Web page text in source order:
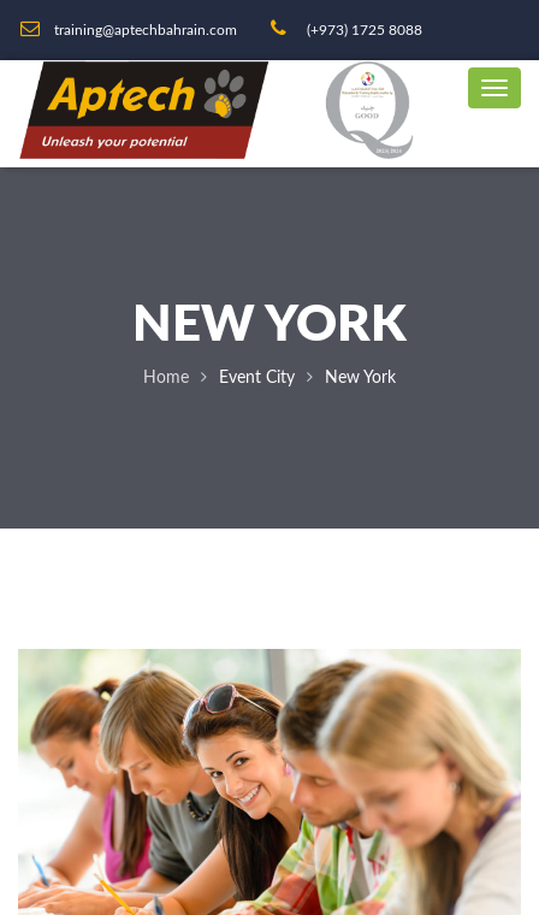
training@aptechbahrain.com (+973) 1725 8088
NEW YORK
Home Event City New York